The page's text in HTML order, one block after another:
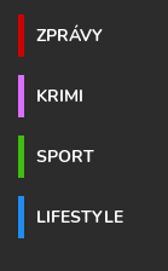
ZPRÁVY
KRIMI
SPORT
LIFESTYLE